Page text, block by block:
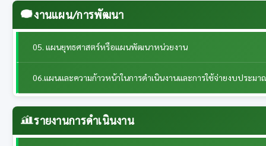
งานแผน/การพัฒนา
05. แผนยุทธศาสตร์หรือแผนพัฒนาหน่วยงาน
06.แผนและความก้าวหน้าในการดำเนินงานและการใช้จ่ายงบประมา
รายงานการดำเนินงาน